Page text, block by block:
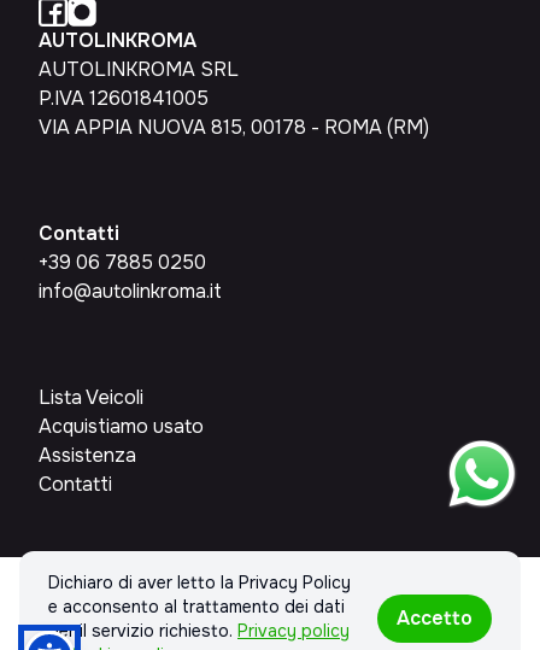
AUTOLINKROMA
AUTOLINKROMA SRL
P.IVA 12601841005
VIA APPIA NUOVA 815, 00178 - ROMA (RM)
Contatti
+39 06 7885 0250
info@autolinkroma.it
Lista Veicoli
Acquistiamo usato
Assistenza
Contatti
Dichiaro di aver letto la Privacy Policy
e acconsento al trattamento dei dati
per il servizio richiesto. Privacy policy
Accetto
© 2026 AUTOLINKROMA SRL. Tutti i diritti riservati.
Privacy policy & Cookies policy